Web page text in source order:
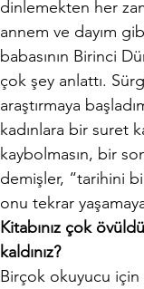
dinlemekten her
annem ve dayım
babasının Birinci
çok şey anlattı.
araştırmaya
kadınlara bir suret
kaybolmasın, bir
demişler, “tarihini
onu tekrar
Kitabınız çok
kaldınız?
Birçok okuyucu için